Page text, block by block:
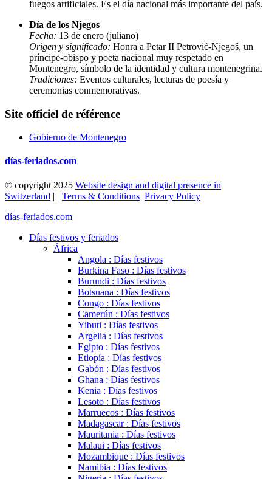
fuegos artificiales. Es el día nacional más importante del país.
Día de los Njegos
Fecha: 13 de enero (juliano)
Origen y significado: Honra a Petar II Petrović-Njegoš, un
príncipe-obispo y poeta nacional muy respetado en
Montenegro, símbolo de la identidad y cultura montenegrina.
Tradiciones: Eventos culturales, lecturas de poesía y
ceremonias conmemorativas.
Site officiel de référence
Gobierno de Montenegro
días-feriados.com
© copyright 2025 Website design and digital presence in
Switzerland | Terms & Conditions Privacy Policy
días-feriados.com
Días festivos y feriados
África
Angola : Días festivos
Burkina Faso : Días festivos
Burundi : Días festivos
Botsuana : Días festivos
Congo : Días festivos
Camerún : Días festivos
Yibuti : Días festivos
Argelia : Días festivos
Egipto : Días festivos
Etiopía : Días festivos
Gabón : Días festivos
Ghana : Días festivos
Kenia : Días festivos
Lesoto : Días festivos
Marruecos : Días festivos
Madagascar : Días festivos
Mauritania : Días festivos
Malaui : Días festivos
Mozambique : Días festivos
Namibia : Días festivos